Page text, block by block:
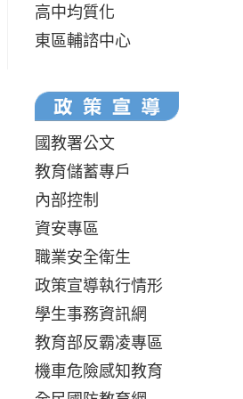
高中均質化
東區輔諮中心
國教署公文
教育儲蓄專戶
內部控制
資安專區
職業安全衛生
政策宣導執行情形
學生事務資訊網
教育部反霸凌專區
機車危險感知教育